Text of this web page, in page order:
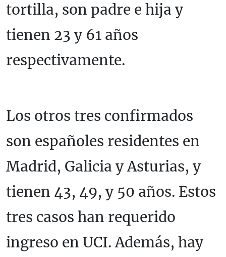
tortilla, son padre e hija y
tienen 23 y 61 años
respectivamente.
Los otros tres confirmados
son españoles residentes en
Madrid, Galicia y Asturias, y
tienen 43, 49, y 50 años. Estos
tres casos han requerido
ingreso en UCI. Además, hay